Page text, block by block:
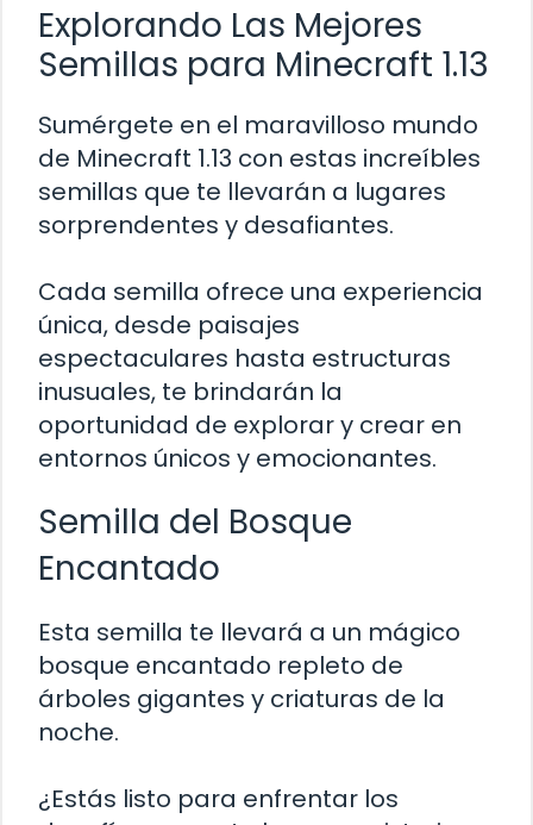
Explorando Las Mejores
Semillas para Minecraft 1.13
Sumérgete en el maravilloso mundo
de Minecraft 1.13 con estas increíbles
semillas que te llevarán a lugares
sorprendentes y desafiantes.
Cada semilla ofrece una experiencia
única, desde paisajes
espectaculares hasta estructuras
inusuales, te brindarán la
oportunidad de explorar y crear en
entornos únicos y emocionantes.
Semilla del Bosque
Encantado
Esta semilla te llevará a un mágico
bosque encantado repleto de
árboles gigantes y criaturas de la
noche.
¿Estás listo para enfrentar los